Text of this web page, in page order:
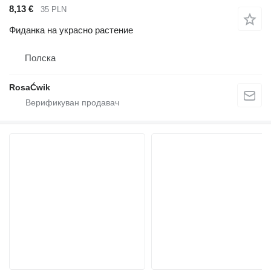
8,13 €
35 PLN
Фиданка на украсно растение
Полска
RosaĆwik